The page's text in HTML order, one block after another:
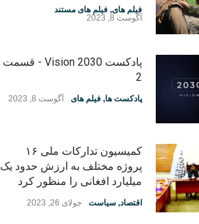
فیلم های, فیلم های مستند
آگوست 8, 2023
پادکست Vision 2030 - قسمت
2
پادکست ها, فیلم های آگوست 8, 2023
کمیسیون تدارکات ملی ۱۶
پروژه مختلف به ارزش حدود یک
میلیارد افغانی را منظور کرد
اقتصاد, سیاست جولای 26, 2023